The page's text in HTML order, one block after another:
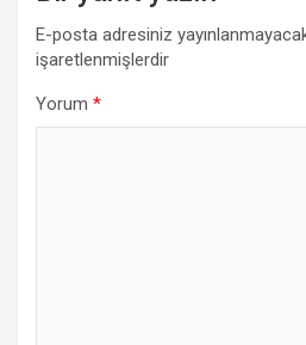
E-posta adresiniz
işaretlenmişlerdir
Yorum *